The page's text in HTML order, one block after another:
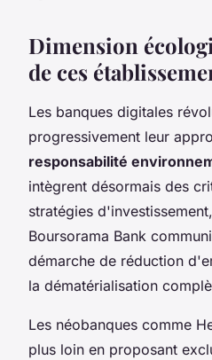
Dimension
de ces
Les banques digitales
progressivement leur
responsabilité
intègrent désormais des
stratégies
Boursorama Bank
démarche de réduction
la dématérialisation
Les néobanques comme
plus loin en proposant